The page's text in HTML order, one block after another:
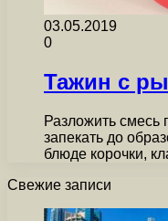
03.05.2019
0
Тажин с
Разложить смесь
запекать до
блюде корочки,
Свежие записи